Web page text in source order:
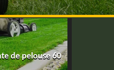
de pelouse 60